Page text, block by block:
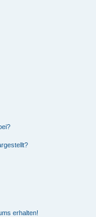
erhalten!